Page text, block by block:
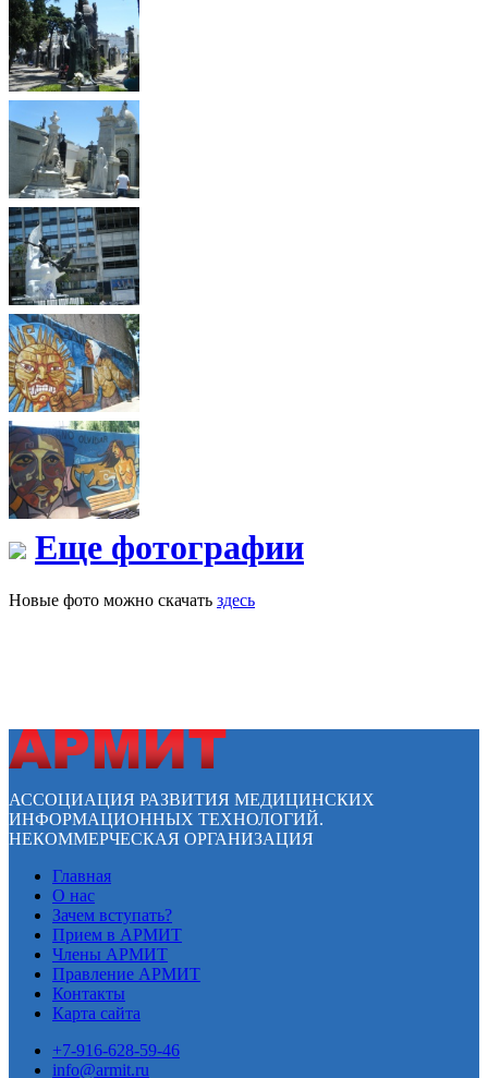
Еще фотографии
Новые фото можно скачать здесь
АССОЦИАЦИЯ РАЗВИТИЯ МЕДИЦИНСКИХ
ИНФОРМАЦИОННЫХ ТЕХНОЛОГИЙ.
НЕКОММЕРЧЕСКАЯ ОРГАНИЗАЦИЯ
Главная
О нас
Зачем вступать?
Прием в АРМИТ
Члены АРМИТ
Правление АРМИТ
Контакты
Карта сайта
+7-916-628-59-46
info@armit.ru